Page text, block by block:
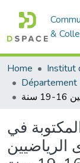
&
Home
في
الرياضيين